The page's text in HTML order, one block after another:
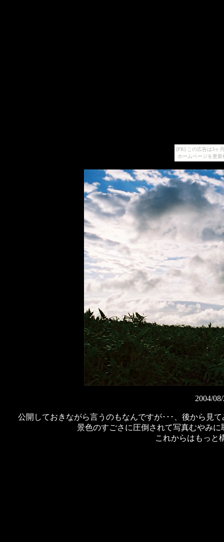
[PR] この広告は3ヶ
ホームページを更
2004/
公開しておきながら言うのもなんですが･･･、後から見
景色のすごさに圧倒されて写真むやみ
これからはもっと